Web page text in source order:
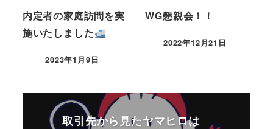
内定者の家庭訪問を実
施いたしました
2023年1月9日
WG懇親会！！
2022年12月21日
取引先から見たヤマヒロは